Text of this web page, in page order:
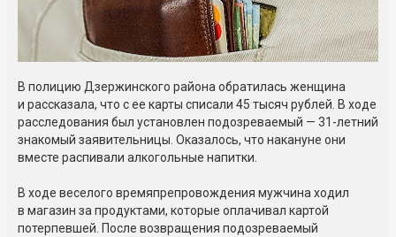
В полицию Дзержинского района обратилась женщина
и рассказала, что с ее карты списали 45 тысяч рублей. В ходе
расследования был установлен подозреваемый — 31-летний
знакомый заявительницы. Оказалось, что накануне они
вместе распивали алкогольные напитки.
В ходе веселого времяпрепровождения мужчина ходил
в магазин за продуктами, которые оплачивал картой
потерпевшей. После возвращения подозреваемый